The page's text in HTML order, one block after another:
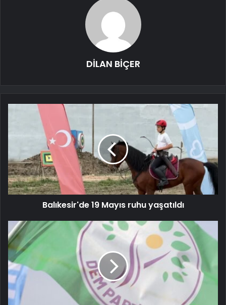
DİLAN BİÇER
Balıkesir'de 19 Mayıs ruhu yaşatıldı